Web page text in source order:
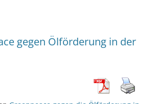
gegen Ölförderung in der